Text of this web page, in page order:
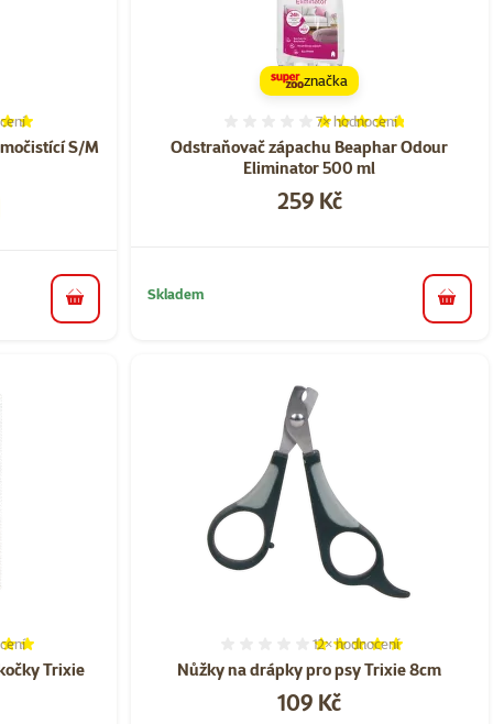
S/M
100%, počet hodnocení: 9
do košíku
Odstraňovač zápachu Beaphar Odour
Eliminator 500 ml
Hodnocení 94%, počet
7×hodnocení
Cena
259 Kč
značka
Skladem
do
Trixie
100%, počet hodnocení: 7
Nůžky na drápky pro psy Trixie 8cm
Hodnocení 97%, počet
12×hodnocení
Cena
109 Kč